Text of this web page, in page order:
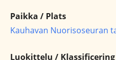
Paikka / Plats
Kauhavan Nuorisoseuran
Luokittelu / Klassificering